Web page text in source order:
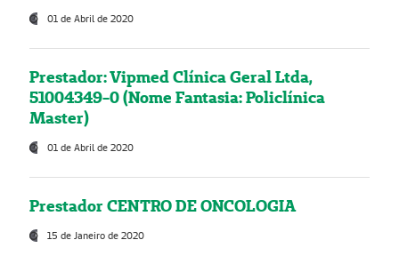
01 de Abril de 2020
Prestador: Vipmed Clínica Geral Ltda,
51004349-0 (Nome Fantasia: Policlínica
Master)
01 de Abril de 2020
Prestador CENTRO DE ONCOLOGIA
15 de Janeiro de 2020